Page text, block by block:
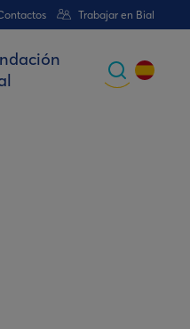
Trabajar en Bial